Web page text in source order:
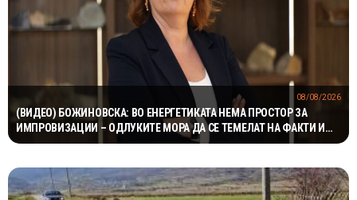
(ВИДЕО) БОЖИНОВСКА: ВО ЕНЕРГЕТИКАТА НЕМА ПРОСТОР ЗА
ИМПРОВИЗАЦИИ – ОДЛУКИТЕ МОРА ДА СЕ ТЕМЕЛАТ НА ФАКТИ И
СТРУЧНОСТ
08/08/2026